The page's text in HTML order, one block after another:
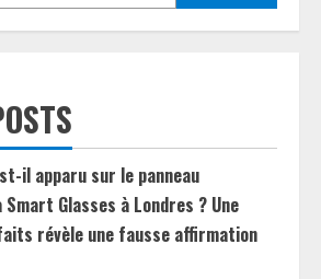
il apparu sur le panneau
Glasses à Londres ? Une
révèle une fausse affirmation